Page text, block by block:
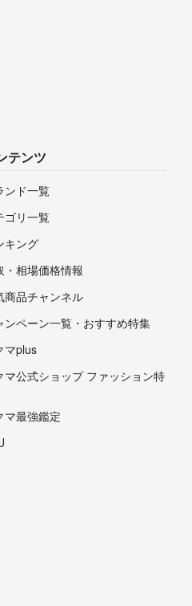
テンツ
ンド一覧
ゴリ一覧
キング
・相場価格情報
商品チャンネル
ンペーン一覧・おすすめ特集
マplus
マ公式ショップ ファッション特
マ最強鑑定